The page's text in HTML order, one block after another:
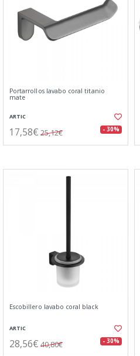
Portarrollos lavabo coral titanio
mate
ARTIC
17,58€ 25,12€ - 30%
Escobillero lavabo coral black
ARTIC
28,56€ 40,80€ - 30%